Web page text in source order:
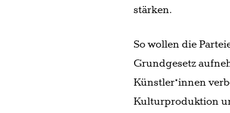
stärken.
So wollen die
Grundgesetz
Künstler*innen
Kulturproduktion